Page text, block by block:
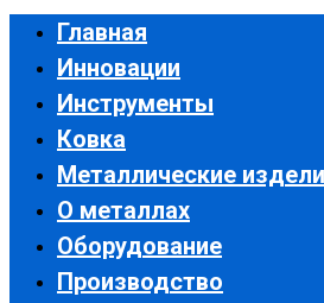
Главная
Инновации
Инструменты
Ковка
Металлические
О металлах
Оборудование
Производство